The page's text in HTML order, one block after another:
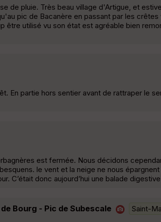
de pluie. Très beau village d'Artigue, et
pic de Bacanère en passant par les crêtes
être utilisé vu son état est agréable bien
En partie hors sentier avant de rattraper le
est fermée. Nous décidons
le vent et la neige ne nous
C’était donc aujourd’hui une balade
Bourg - Pic de Subescale Saint-